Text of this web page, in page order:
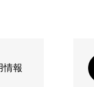
情報